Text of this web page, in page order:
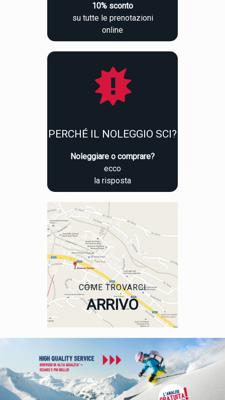
10% sconto
su tutte le prenotazioni
online
PERCHÉ IL NOLEGGIO SCI?
Noleggiare o comprare?
ecco
la risposta
COME TROVARCI
ARRIVO